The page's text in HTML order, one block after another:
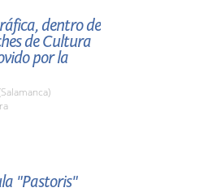
dentro de
de Cultura
por la
"Pastoris"